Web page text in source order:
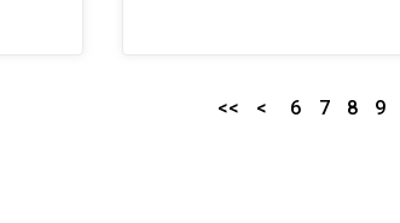
<< < 6 7 8 9